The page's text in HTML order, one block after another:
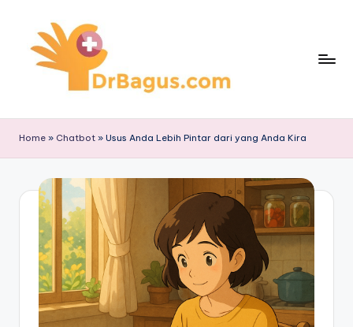
content
Home » Chatbot » Usus Anda Lebih Pintar dari yang Anda Kira